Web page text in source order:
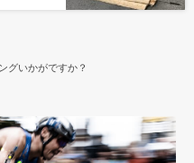
グいかがですか？